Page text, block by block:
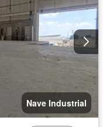
Nave Industrial